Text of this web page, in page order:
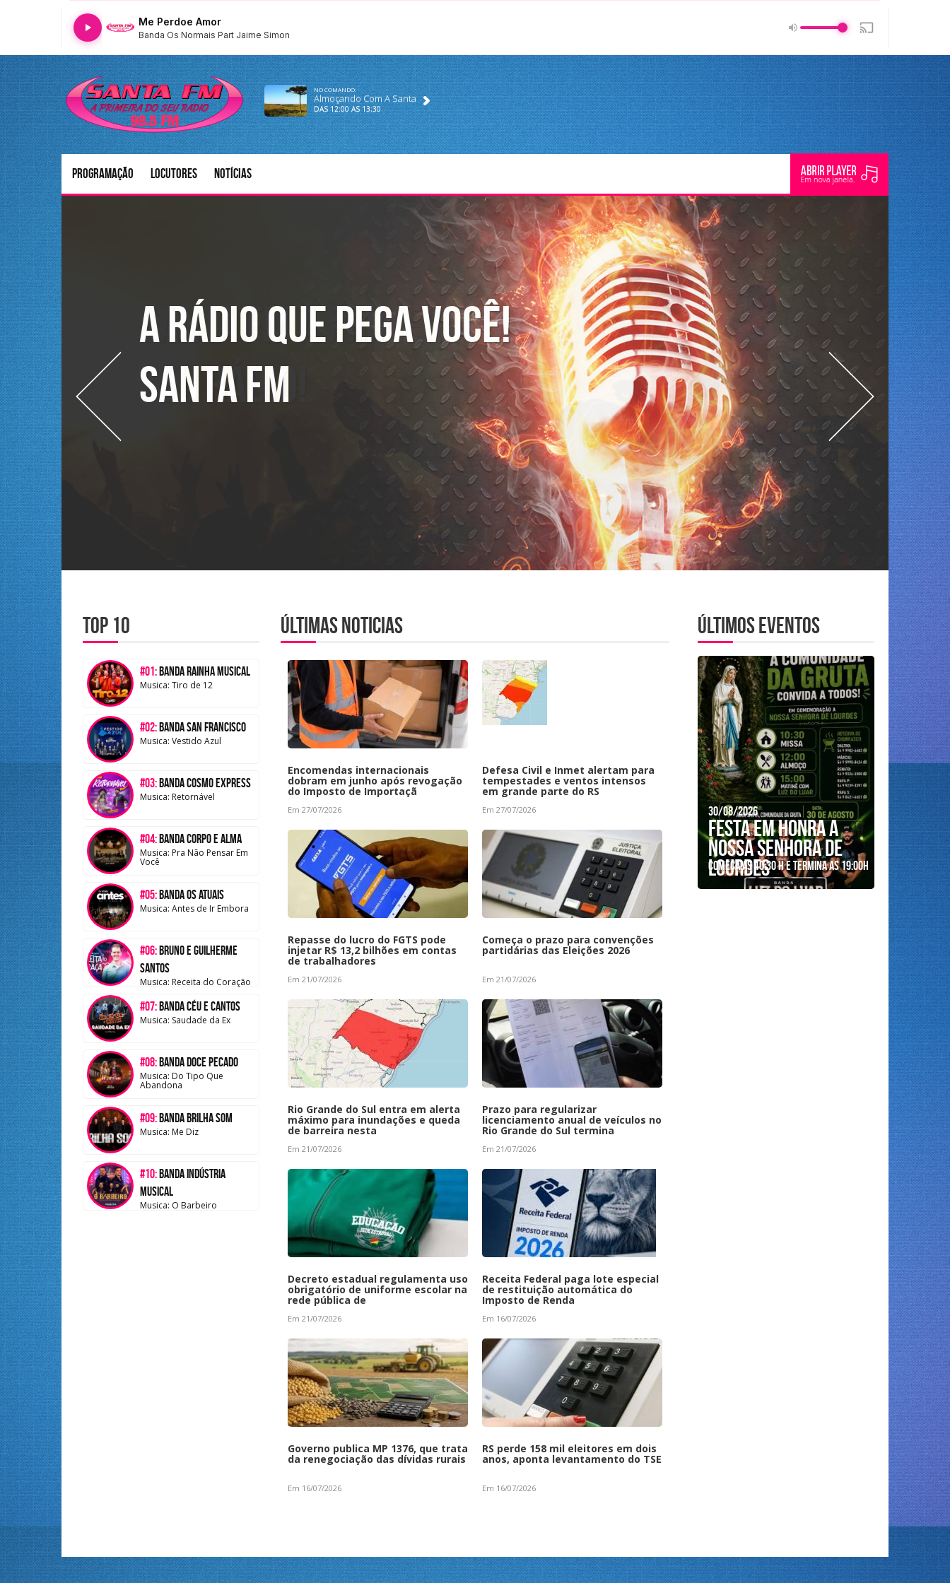
Me Perdoe Amor
Banda Os Normais Part Jaime Simon
NO COMANDO:
Almoçando Com A Santa
DAS 12:00 AS 13;30
Programação Locutores Notícias
A rádio que pega você!
Santa FM
Top 10
#01: Banda Rainha Musical
Musica: Tiro de 12
#02: Banda San Francisco
Musica: Vestido Azul
#03: Banda Cosmo Express
Musica: Retornável
#04: Banda Corpo e Alma
Musica: Pra Não Pensar Em
Você
#05: Banda Os Atuais
Musica: Antes de Ir Embora
#06: Bruno e Guilherme
Santos
Musica: Receita do Coração
#07: Banda Céu e Cantos
Musica: Saudade da Ex
#08: Banda Doce Pecado
Musica: Do Tipo Que
Abandona
#09: Banda Brilha Som
Musica: Me Diz
#10: Banda Indústria
Musical
Musica: O Barbeiro
Últimas noticias
Encomendas internacionais
dobram em junho após revogação
do Imposto de Importaçã
Em 27/07/2026
Defesa Civil e Inmet alertam para
tempestades e ventos intensos
em grande parte do RS
Em 27/07/2026
Repasse do lucro do FGTS pode
injetar R$ 13,2 bilhões em contas
de trabalhadores
Em 21/07/2026
Começa o prazo para convenções
partidárias das Eleições 2026
Em 21/07/2026
Rio Grande do Sul entra em alerta
máximo para inundações e queda
de barreira nesta
Em 21/07/2026
Prazo para regularizar
licenciamento anual de veículos no
Rio Grande do Sul termina
Em 21/07/2026
Decreto estadual regulamenta uso
obrigatório de uniforme escolar na
rede pública de
Em 21/07/2026
Receita Federal paga lote especial
de restituição automática do
Imposto de Renda
Em 16/07/2026
Governo publica MP 1376, que trata
da renegociação das dívidas rurais
Em 16/07/2026
RS perde 158 mil eleitores em dois
anos, aponta levantamento do TSE
Em 16/07/2026
Últimos eventos
30/08/2026
FESTA EM HONRA A
NOSSA SENHORA DE
LOURDES
Começa as 10:30 H e termina as 19:00H